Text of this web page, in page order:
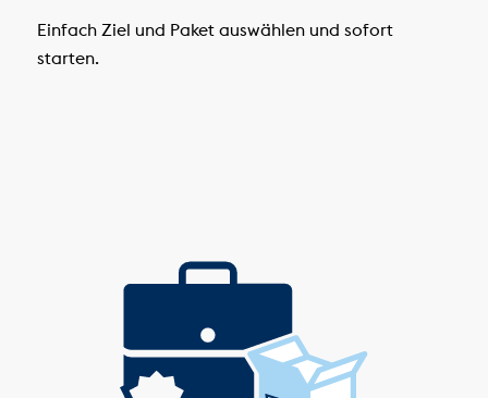
Einfach Ziel und Paket auswählen und sofort
starten.